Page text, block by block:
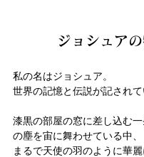
ジョシュア
私の名はジョシュア。
世界の記憶と伝説が記されて
漆黒の部屋の窓に差し込む
の塵を宙に舞わせている中、
まるで天使の羽のように華